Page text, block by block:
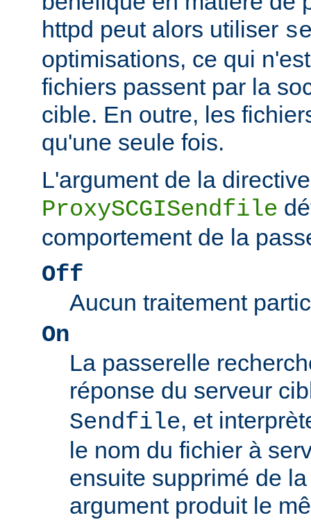
httpd peut alors utiliser
optimisations, ce qui
fichiers passent par la
cible. En outre, les
qu'une seule fois.
L'argument de la directive
ProxySCGISendfile
comportement de la
Off
Aucun traitement
On
La passerelle
réponse du serveur
Sendfile, et
le nom du fichier à
ensuite supprimé de
argument produit le